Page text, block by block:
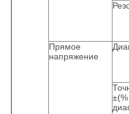
Прямое
напряжение